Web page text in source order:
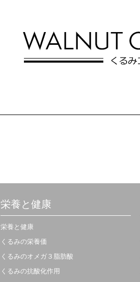
れられる白和え...
栄養と健康
栄養と健康
くるみの栄養価
くるみのオメガ３脂肪酸
くるみの抗酸化作用